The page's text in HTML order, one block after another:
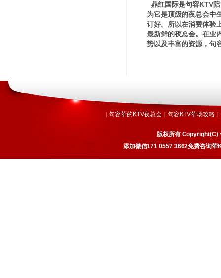
鼎红国际是句容KTV
为它是顶级的夜总会中
订好。所以在消费体验
最新鲜的夜总会。在业
势以及丰富的资源，句
| 句容荤的KTV夜总会 | 句容KTV荤场攻略 |
版权所有 Copyright(C)
添加微信171 0557 3662免费咨询荤